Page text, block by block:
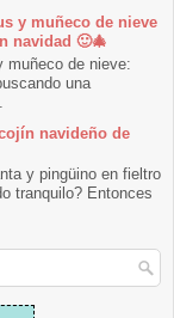
y muñeco de nieve
navidad 🙂🎄
muñeco de nieve:
una
navideño de
y pingüino en fieltro
tranquilo? Entonces